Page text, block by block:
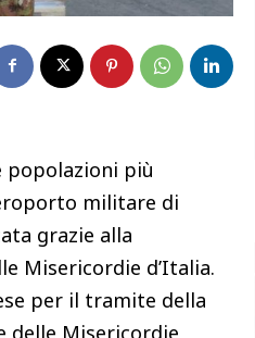
popolazioni più
militare di
grazie alla
Misericordie d’Italia.
per il tramite della
delle Misericordie